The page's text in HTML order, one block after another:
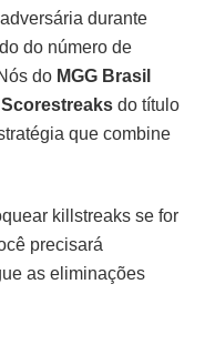
durante
do número de
do MGG Brasil
Scorestreaks do título
que combine
killstreaks se for
precisará
as eliminações